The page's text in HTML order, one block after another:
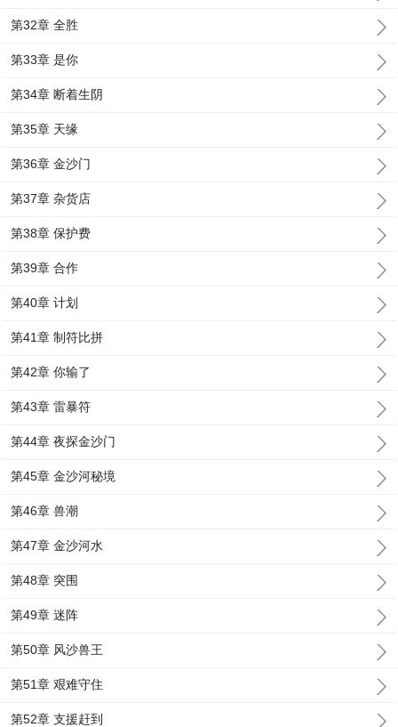
第32章 全胜
第33章 是你
第34章 断着生阴
第35章 天缘
第36章 金沙门
第37章 杂货店
第38章 保护费
第39章 合作
第40章 计划
第41章 制符比拼
第42章 你输了
第43章 雷暴符
第44章 夜探金沙门
第45章 金沙河秘境
第46章 兽潮
第47章 金沙河水
第48章 突围
第49章 迷阵
第50章 风沙兽王
第51章 艰难守住
第52章 支援赶到